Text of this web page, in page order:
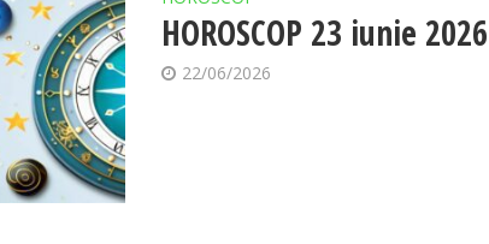
HOROSCOP 23 iunie 2026
22/06/2026